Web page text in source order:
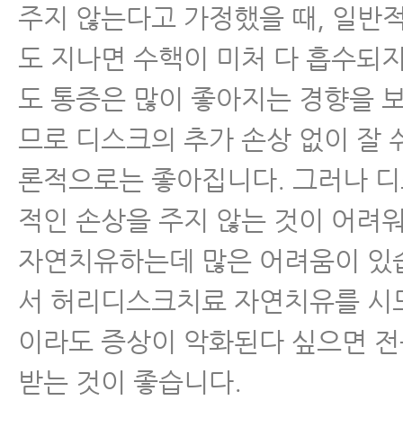
주지 않는다고 가정했을 때, 일반
도 지나면 수핵이 미처 다 흡수되
도 통증은 많이 좋아지는 경향을
므로 디스크의 추가 손상 없이 잘
론적으로는 좋아집니다. 그러나
적인 손상을 주지 않는 것이 어려
자연치유하는데 많은 어려움이 있
서 허리디스크치료 자연치유를 시
이라도 증상이 악화된다 싶으면
받는 것이 좋습니다.